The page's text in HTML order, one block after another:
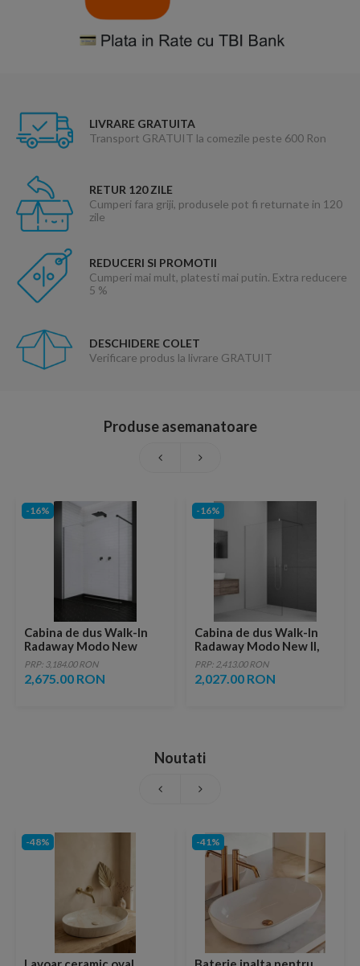
LIVRARE GRATUITA
Transport GRATUIT la comezile peste 600 Ron
RETUR 120 ZILE
Cumperi fara griji, produsele pot fi returnate in 120
zile
REDUCERI SI PROMOTII
Cumperi mai mult, platesti mai putin. Extra reducere
5 %
DESCHIDERE COLET
Verificare produs la livrare GRATUIT
Produse asemanatoare
-16%
Cabina de dus Walk-In
Radaway Modo New
Black II 155 x H200 cm
profil negru mat
PRP: 3,184.00 RON
2,675.00 RON
-16%
Cabina de dus Walk-In
Radaway Modo New II,
140X200 cm, sticla
transparenta
PRP: 2,413.00 RON
2,027.00 RON
Noutati
-48% -41%